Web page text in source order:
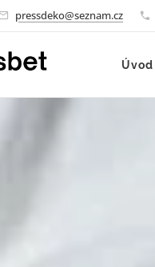
pressdeko@seznam.cz
Úvod